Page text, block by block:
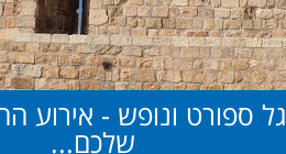
גל ספורט ונופש - אירוע
שלכם...